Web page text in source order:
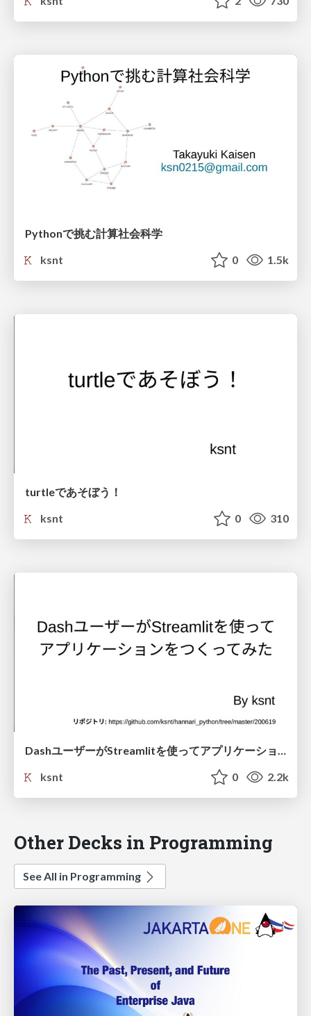
Pythonで挑む計算社会科学
ksnt
0 1.5k
turtleであそぼう！
ksnt
0 310
DashユーザーがStreamlitを使ってアプリケーションをつくってみた
ksnt
0 2.2k
Other Decks in Programming
See All in Programming